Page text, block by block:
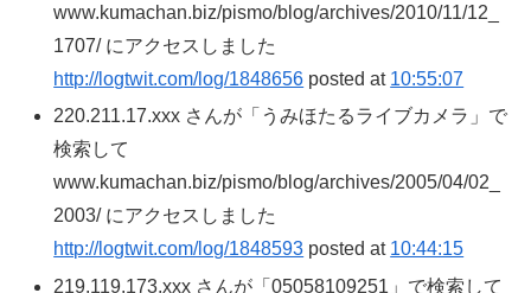
www.kumachan.biz/pismo/blog/archives/2010/11/12_
1707/ にアクセスしました
http://logtwit.com/log/1848656 posted at 10:55:07
220.211.17.xxx さんが「うみほたるライブカメラ」で
検索して
www.kumachan.biz/pismo/blog/archives/2005/04/02_
2003/ にアクセスしました
http://logtwit.com/log/1848593 posted at 10:44:15
219.119.173.xxx さんが「05058109251」で検索して